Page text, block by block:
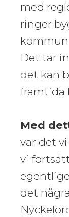
med
ringer
Det tar
det kan
framtida
Med
var det
vi
det